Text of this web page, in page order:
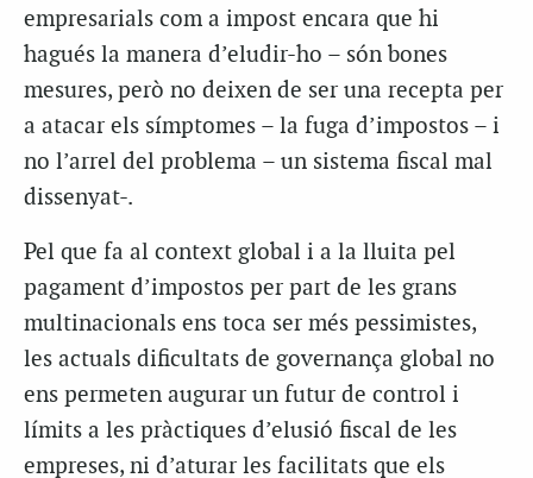
empresarials com a impost encara que hi
hagués la manera d’eludir-ho – són bones
mesures, però no deixen de ser una recepta per
a atacar els símptomes – la fuga d’impostos – i
no l’arrel del problema – un sistema fiscal mal
dissenyat-.
Pel que fa al context global i a la lluita pel
pagament d’impostos per part de les grans
multinacionals ens toca ser més pessimistes,
les actuals dificultats de governança global no
ens permeten augurar un futur de control i
límits a les pràctiques d’elusió fiscal de les
empreses, ni d’aturar les facilitats que els